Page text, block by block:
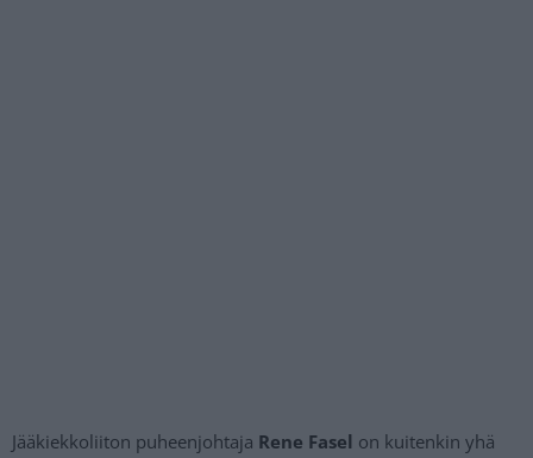
Jääkiekkoliiton puheenjohtaja Rene Fasel on kuitenkin yhä